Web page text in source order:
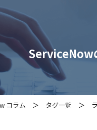
ServiceNow
コラム タグ一覧